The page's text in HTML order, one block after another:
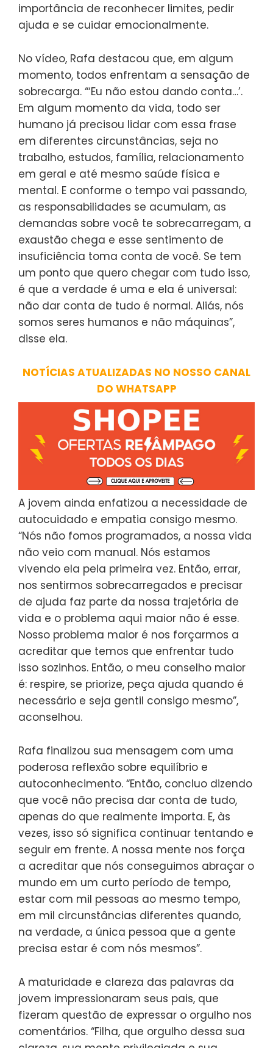
importância de reconhecer limites, pedir
ajuda e se cuidar emocionalmente.
No vídeo, Rafa destacou que, em algum
momento, todos enfrentam a sensação de
sobrecarga. “‘Eu não estou dando conta…’.
Em algum momento da vida, todo ser
humano já precisou lidar com essa frase
em diferentes circunstâncias, seja no
trabalho, estudos, família, relacionamento
em geral e até mesmo saúde física e
mental. E conforme o tempo vai passando,
as responsabilidades se acumulam, as
demandas sobre você te sobrecarregam, a
exaustão chega e esse sentimento de
insuficiência toma conta de você. Se tem
um ponto que quero chegar com tudo isso,
é que a verdade é uma e ela é universal:
não dar conta de tudo é normal. Aliás, nós
somos seres humanos e não máquinas”,
disse ela.
NOTÍCIAS ATUALIZADAS NO NOSSO CANAL
DO WHATSAPP
A jovem ainda enfatizou a necessidade de
autocuidado e empatia consigo mesmo.
“Nós não fomos programados, a nossa vida
não veio com manual. Nós estamos
vivendo ela pela primeira vez. Então, errar,
nos sentirmos sobrecarregados e precisar
de ajuda faz parte da nossa trajetória de
vida e o problema aqui maior não é esse.
Nosso problema maior é nos forçarmos a
acreditar que temos que enfrentar tudo
isso sozinhos. Então, o meu conselho maior
é: respire, se priorize, peça ajuda quando é
necessário e seja gentil consigo mesmo”,
aconselhou.
Rafa finalizou sua mensagem com uma
poderosa reflexão sobre equilíbrio e
autoconhecimento. “Então, concluo dizendo
que você não precisa dar conta de tudo,
apenas do que realmente importa. E, às
vezes, isso só significa continuar tentando e
seguir em frente. A nossa mente nos força
a acreditar que nós conseguimos abraçar o
mundo em um curto período de tempo,
estar com mil pessoas ao mesmo tempo,
em mil circunstâncias diferentes quando,
na verdade, a única pessoa que a gente
precisa estar é com nós mesmos”.
A maturidade e clareza das palavras da
jovem impressionaram seus pais, que
fizeram questão de expressar o orgulho nos
comentários. “Filha, que orgulho dessa sua